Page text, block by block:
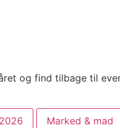
og find tilbage til
Marked & mad